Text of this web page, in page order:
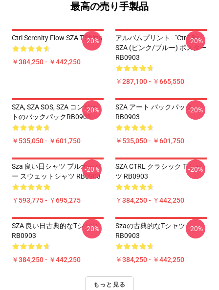
最高の売り手製品
Ctrl Serenity Flow SZA T-Shirts
￥384,250 - ￥442,250
-20%
アルバムプリント - "Ctrl" By
SZA (ピンク/ブルー) ポスター
RB0903
￥287,100 - ￥665,550
-20%
SZA, SZA SOS, SZA コンサー
トのバックパックRB0903
￥535,050 - ￥601,750
-20%
SZA アート バックパック
RB0903
￥535,050 - ￥601,750
-20%
Sza 良い日シャツ プルオーバ
ー スウェットシャツ RB0903
￥593,775 - ￥695,275
-20%
SZA CTRL クラシック T シャ
ツ RB0903
￥384,250 - ￥442,250
-20%
SZA 良い日古典的なTシャツ
RB0903
￥384,250 - ￥442,250
-20%
Szaの古典的なTシャツ
RB0903
￥384,250 - ￥442,250
-20%
もっと見る